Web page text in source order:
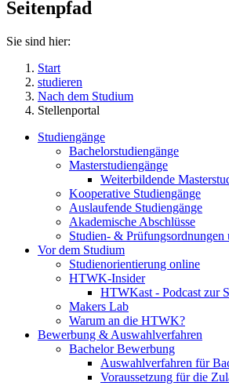
Seitenpfad
Sie sind hier:
Start
studieren
Nach dem Studium
Stellenportal
Studiengänge
Bachelorstudiengänge
Masterstudiengänge
Weiterbildende
Kooperative Studiengänge
Auslaufende Studiengänge
Akademische Abschlüsse
Studien- &
Vor dem Studium
Studienorientierung online
HTWK-Insider
HTWKast - Podcast zur
Makers Lab
Warum an die HTWK?
Bewerbung & Auswahlverfahren
Bachelor Bewerbung
Auswahlverfahren für
Voraussetzung für die